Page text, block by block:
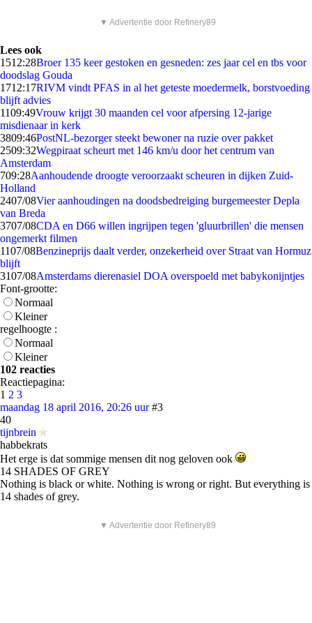
▼ Advertentie door Refinery89
Lees ook
1512:28Broer 135 keer gestoken en gesneden: zes jaar cel en tbs voor
doodslag Gouda
1712:17RIVM vindt PFAS in al het geteste moedermelk, borstvoeding
blijft advies
1109:49Vrouw krijgt 30 maanden cel voor afpersing 12-jarige
misdienaar in kerk
3809:46PostNL-bezorger steekt bewoner na ruzie over pakket
2509:32Wegpiraat scheurt met 146 km/u door het centrum van
Amsterdam
709:28Aanhoudende droogte veroorzaakt scheuren in dijken Zuid-
Holland
2407/08Vier aanhoudingen na doodsbedreiging burgemeester Depla
van Breda
3707/08CDA en D66 willen ingrijpen tegen 'gluurbrillen' die mensen
ongemerkt filmen
1107/08Benzineprijs daalt verder, onzekerheid over Straat van Hormuz
blijft
3107/08Amsterdams dierenasiel DOA overspoeld met babykonijntjes
Font-grootte:
Normaal
Kleiner
regelhoogte :
Normaal
Kleiner
102 reacties
Reactiepagina:
1 2 3
maandag 18 april 2016, 20:26 uur #3
40
tijnbrein
habbekrats
Het erge is dat sommige mensen dit nog geloven ook
14 SHADES OF GREY
Nothing is black or white. Nothing is wrong or right. But everything is
14 shades of grey.
▼ Advertentie door Refinery89